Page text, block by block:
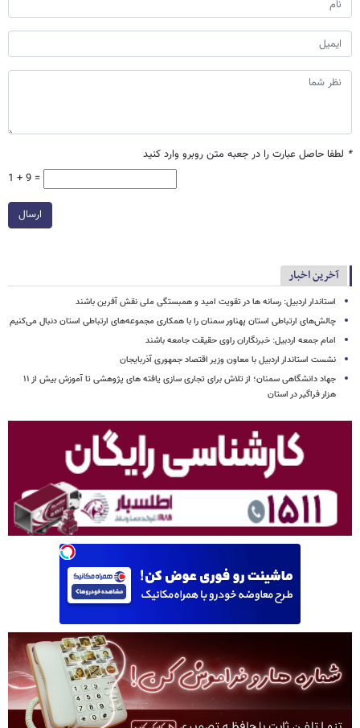
* لطفا حاصل عبارت را در جعبه متن روبرو وارد کنید
1 + 9 =
ارسال
آخرین اخبار
استاندار اردبیل: رسانه ها در تقویت امید و همبستگی ملی نقش‌ آفرین باشند
چالش‌های ارتباطی استان پهناور سمنان را با همکاری مجموعه‌های ارتباطی استان دنبال می‌کنیم
امام جمعه اردبیل: خبرنگاران راوی حقیقت جامعه باشند
نشست استاندار اردبیل با معاون وزیر اقتصاد جمهوری آذربایجان
جهاد دانشگاهی سمنان؛ از تلاش برای تجاری سازی یافته های پژوهشی تا آموزش بیش از ۱۱
هزار فراگیر در استان